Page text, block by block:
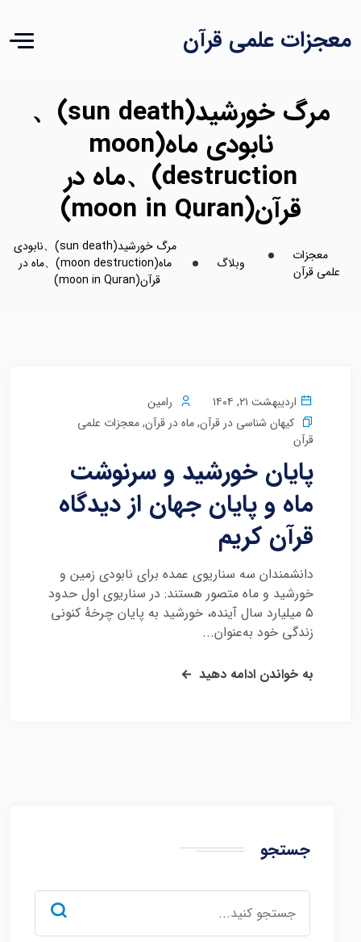
معجزات علمی قرآن
مرگ خورشید(sun death)、
نابودی ماه(moon
destruction)、ماه در
قرآن(moon in Quran)
معجزات
علمی قرآن
وبلاگ
مرگ خورشید(sun death)、نابودی
ماه(moon destruction)、ماه در
قرآن(moon in Quran)
اردیبهشت ۲۱, ۱۴۰۴
رامین
کیهان شناسی در قرآن,ماه در قرآن,معجزات علمی
قرآن
پایان خورشید و سرنوشت
ماه و پایان جهان از دیدگاه
قرآن کریم
دانشمندان سه سناریوی عمده برای نابودی زمین و
خورشید و ماه متصور هستند: در سناریوی اول حدود
۵ میلیارد سال آینده، خورشید به پایان چرخهٔ کنونی
زندگی خود به‌عنوان...
به خواندن ادامه دهید
جستجو
برای: